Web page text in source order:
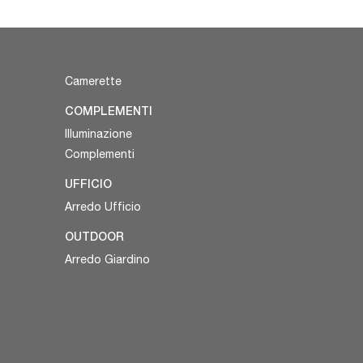
Camerette
COMPLEMENTI
Illuminazione
Complementi
UFFICIO
Arredo Ufficio
OUTDOOR
Arredo Giardino